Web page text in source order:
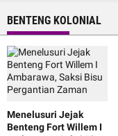
BENTENG KOLONIAL
Menelusuri Jejak
Benteng Fort Willem I